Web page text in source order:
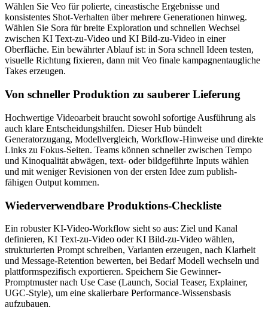
Wählen Sie Veo für polierte, cineastische Ergebnisse und
konsistentes Shot-Verhalten über mehrere Generationen hinweg.
Wählen Sie Sora für breite Exploration und schnellen Wechsel
zwischen KI Text-zu-Video und KI Bild-zu-Video in einer
Oberfläche. Ein bewährter Ablauf ist: in Sora schnell Ideen testen,
visuelle Richtung fixieren, dann mit Veo finale kampagnentaugliche
Takes erzeugen.
Von schneller Produktion zu sauberer Lieferung
Hochwertige Videoarbeit braucht sowohl sofortige Ausführung als
auch klare Entscheidungshilfen. Dieser Hub bündelt
Generatorzugang, Modellvergleich, Workflow-Hinweise und direkte
Links zu Fokus-Seiten. Teams können schneller zwischen Tempo
und Kinoqualität abwägen, text- oder bildgeführte Inputs wählen
und mit weniger Revisionen von der ersten Idee zum publish-
fähigen Output kommen.
Wiederverwendbare Produktions-Checkliste
Ein robuster KI-Video-Workflow sieht so aus: Ziel und Kanal
definieren, KI Text-zu-Video oder KI Bild-zu-Video wählen,
strukturierten Prompt schreiben, Varianten erzeugen, nach Klarheit
und Message-Retention bewerten, bei Bedarf Modell wechseln und
plattformspezifisch exportieren. Speichern Sie Gewinner-
Promptmuster nach Use Case (Launch, Social Teaser, Explainer,
UGC-Style), um eine skalierbare Performance-Wissensbasis
aufzubauen.